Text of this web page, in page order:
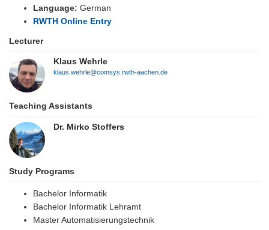
Language: German
RWTH Online Entry
Lecturer
Klaus Wehrle
klaus.wehrle@comsys.rwth-aachen.de
Teaching Assistants
Dr. Mirko Stoffers
Study Programs
Bachelor Informatik
Bachelor Informatik Lehramt
Master Automatisierungstechnik